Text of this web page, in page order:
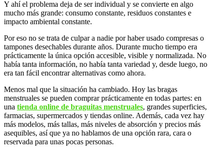
Y ahí el problema deja de ser individual y se convierte en algo
mucho más grande: consumo constante, residuos constantes e
impacto ambiental constante.
Por eso no se trata de culpar a nadie por haber usado compresas o
tampones desechables durante años. Durante mucho tiempo era
prácticamente la única opción accesible, visible y normalizada. No
había tanta información, no había tanta variedad y, desde luego, no
era tan fácil encontrar alternativas como ahora.
Menos mal que la situación ha cambiado. Hoy las bragas
menstruales se pueden comprar prácticamente en todas partes: en
una tienda online de braguitas menstruales, grandes superficies,
farmacias, supermercados y tiendas online. Además, cada vez hay
más modelos, más tallas, más niveles de absorción y precios más
asequibles, así que ya no hablamos de una opción rara, cara o
reservada para unas pocas personas.